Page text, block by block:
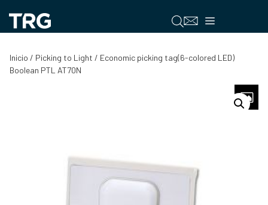
contenido
Menú
Inicio / Picking to Light / Economic picking tag(6-colored LED)
Boolean PTL AT70N